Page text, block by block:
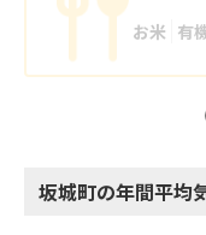
お米 有
坂城町の年間平均